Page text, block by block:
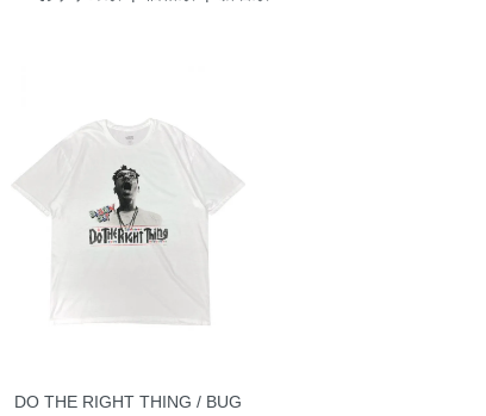
DO THE RIGHT THING / BUG